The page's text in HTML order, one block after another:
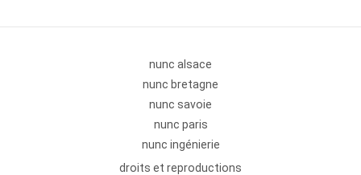
nunc alsace
nunc bretagne
nunc savoie
nunc paris
nunc ingénierie
droits et reproductions